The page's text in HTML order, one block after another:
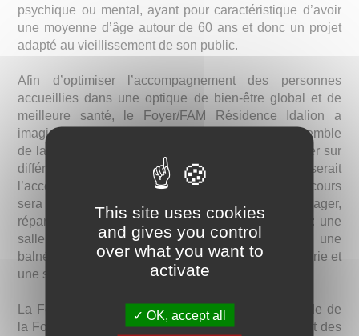
psychique ou mental, ayant pour caractéristique d’avoir
une moyenne d’âge autour de 60 ans et donc un projet
adapté au vieillissement de son public.
Afin d’optimiser l’accompagnement des personnes
accueillies dans une optique de bien-être global et de
meilleure santé, le Foyer/FAM Résidence Idalion a
imaginé un parcours qui prendra forme dans l’ensemble
de la Résidence. Ce parcours permettra de travailler sur
différents sens et stimulations, ce qui optimiserait
l’accompagnement du résident vieillissant. Ce parcours
sera composé de plusieurs espaces à aménager,
répartis sur l'ensemble du bâtiment et en extérieur : une
salle multisensorielle, un jardin thérapeutique, une
balnéothérapie, des activités aquatiques, une tisanerie et
une salle de motricité.
La Fondation Mireille et Pierre Landrieu, sous égide de
la Fondation des Petits Frères des Pauvres, soutient des
This site uses cookies
and gives you control
over what you want to
activate
OK, accept all